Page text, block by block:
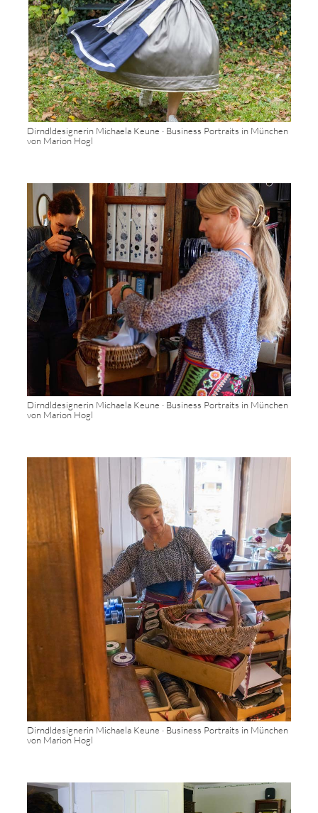
Dirndldesignerin Michaela Keune · Business Portraits in München
von Marion Hogl
Dirndldesignerin Michaela Keune · Business Portraits in München
von Marion Hogl
Dirndldesignerin Michaela Keune · Business Portraits in München
von Marion Hogl